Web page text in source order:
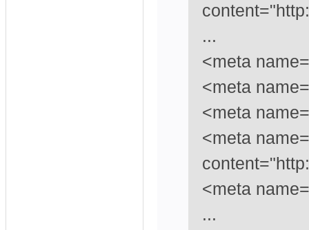
...
<meta
<meta
<meta
<meta
<meta
...